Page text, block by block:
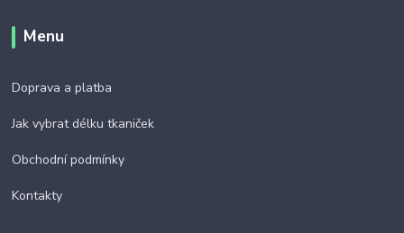
Menu
Doprava a platba
Jak vybrat délku tkaniček
Obchodní podmínky
Kontakty